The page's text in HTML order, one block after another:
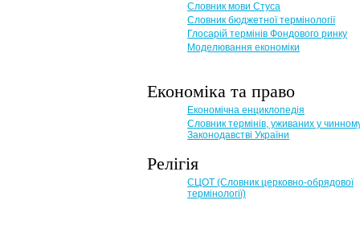
Словник мови Стуса
Словник бюджетної термінології
Глосарій термінів Фондового ринку
Моделювання економіки
Економіка та право
Eкономічна енциклопедія
Словник термінів, уживаних у
Законодавстві України
Релігія
СЦОТ (Словник церковно-обрядової
термінології)